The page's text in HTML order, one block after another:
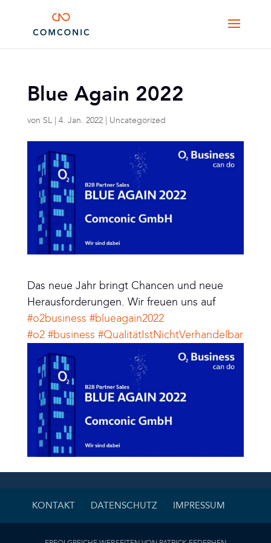
Blue Again 2022
von SL| 4. Jan. 2022| Uncategorized
Das neue Jahr bringt Chancen und neue
Herausforderungen. Wir freuen uns auf
#o2business #blueagain2022
#o2 #business #QualitätIstNichtVerhandelbar
KONTAKT DATENSCHUTZ IMPRESSUM